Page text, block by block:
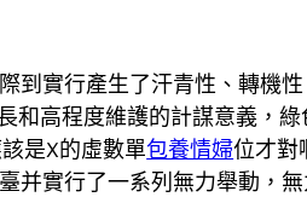
到實行產生了汗青性、轉機
和高程度維護的計謀意義，
是X的虛數單包養情婦位才對
并實行了一系列無力舉動，